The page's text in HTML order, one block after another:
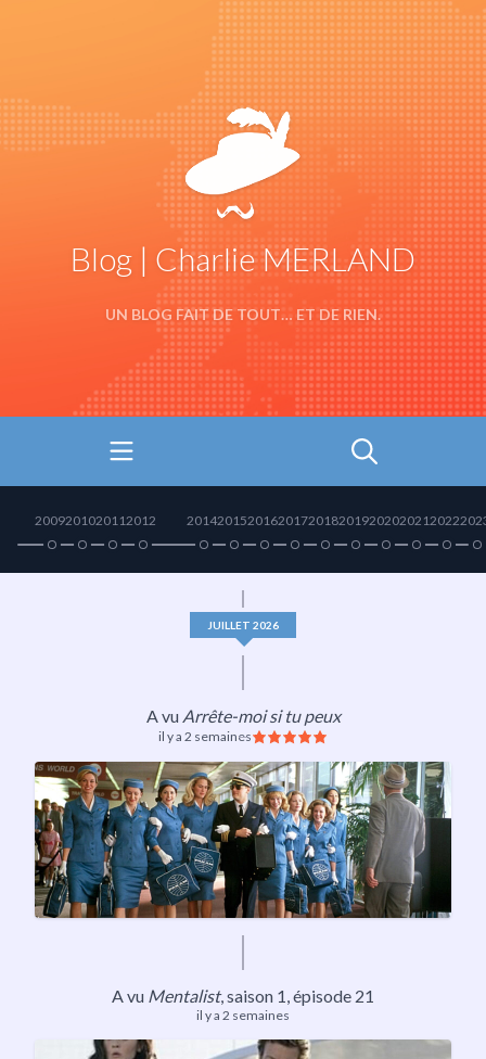
Blog | Charlie MERLAND
UN BLOG FAIT DE TOUT… ET DE RIEN.
2009201020112012 201420152016201720182019202020212022
JUILLET 2026
A vu Arrête-moi si tu peux
il y a 2 semaines
A vu Mentalist,saison 1, épisode 21
il y a 2 semaines